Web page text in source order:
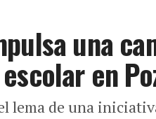
una
en
lema de una